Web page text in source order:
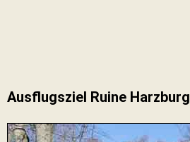
Ausflugsziel Ruine Harzburg